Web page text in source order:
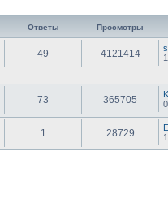
Ответы Просмотры
49 4121414
73 365705
1 28729